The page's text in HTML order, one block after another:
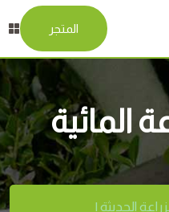
المتجر
المائية
الحديثة |